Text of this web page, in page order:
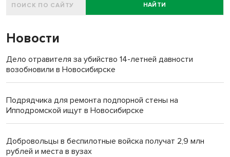
НАЙТИ
Новости
Дело отравителя за убийство 14-летней давности
возобновили в Новосибирске
Подрядчика для ремонта подпорной стены на
Ипподромской ищут в Новосибирске
Добровольцы в беспилотные войска получат 2,9 млн
рублей и места в вузах